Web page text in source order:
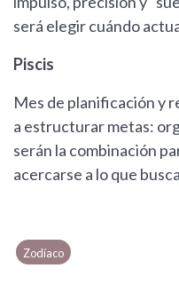
será elegir cuándo
Piscis
Mes de planificación y
a estructurar metas:
serán la combinación
acercarse a lo que
Zodíaco